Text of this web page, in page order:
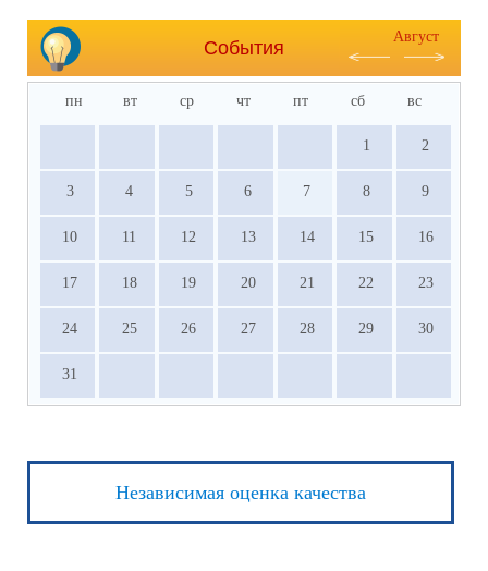
События
Август
пн вт ср чт пт сб вс
1 2
3 4 5 6 7 8 9
10 11 12 13 14 15 16
17 18 19 20 21 22 23
24 25 26 27 28 29 30
31
Независимая оценка качества